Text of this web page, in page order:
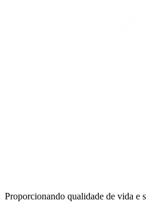
Proporcionando qualidade de vida e